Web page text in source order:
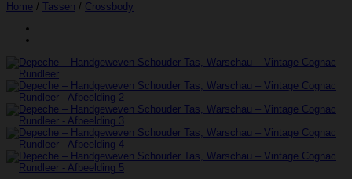
Home / Tassen / Crossbody